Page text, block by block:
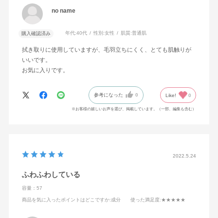
no name
購入確認済み 年代:40代 性別:女性 肌質:普通肌
拭き取りに使用していますが、毛羽立ちにくく、とても肌触りが
いいです。
お気に入りです。
参考になった 0 Like! 0
※お客様の嬉しいお声を選び、掲載しています。（一部、編集も含む）
2022.5.24
ふわふわしている
容量：57
商品を気に入ったポイントはどこですか:成分 使った満足度:★★★★★